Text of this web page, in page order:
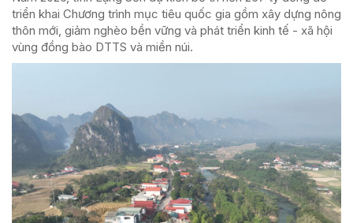
triển khai Chương trình mục tiêu quốc gia gồm xây dựng nông
thôn mới, giảm nghèo bền vững và phát triển kinh tế - xã hội
vùng đồng bào DTTS và miền núi.